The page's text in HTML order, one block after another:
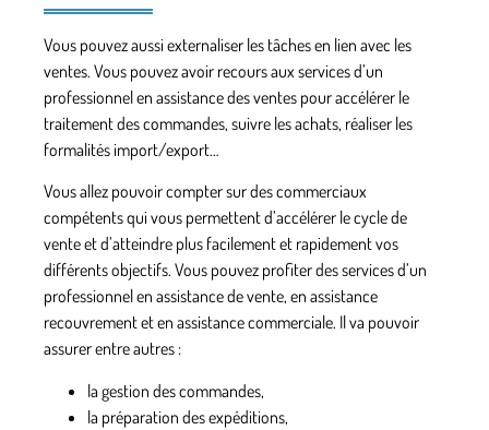
Vous pouvez aussi externaliser les tâches en lien avec les
ventes. Vous pouvez avoir recours aux services d’un
professionnel en assistance des ventes pour accélérer le
traitement des commandes, suivre les achats, réaliser les
formalités import/export…
Vous allez pouvoir compter sur des commerciaux
compétents qui vous permettent d’accélérer le cycle de
vente et d’atteindre plus facilement et rapidement vos
différents objectifs. Vous pouvez profiter des services d’un
professionnel en assistance de vente, en assistance
recouvrement et en assistance commerciale. Il va pouvoir
assurer entre autres :
la gestion des commandes,
la préparation des expéditions,